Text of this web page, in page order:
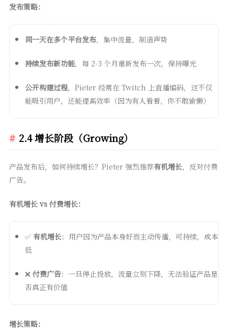
发布策略：
同一天在多个平台发布，集中流量，制造声势
持续发布新功能，每 2-3 个月重新发布一次，保持曝光
公开构建过程，Pieter 经常在 Twitch 上直播编码，这不仅
能吸引用户，还能提高效率（因为有人看着，你不敢偷懒）
2.4 增长阶段（Growing）
产品发布后，如何持续增长？Pieter 强烈推荐有机增长，反对付费
广告。
有机增长 vs 付费增长：
✅ 有机增长：用户因为产品本身好而主动传播，可持续，成本
低
❌ 付费广告：一旦停止投放，流量立刻下降，无法验证产品是
否真正有价值
增长策略：